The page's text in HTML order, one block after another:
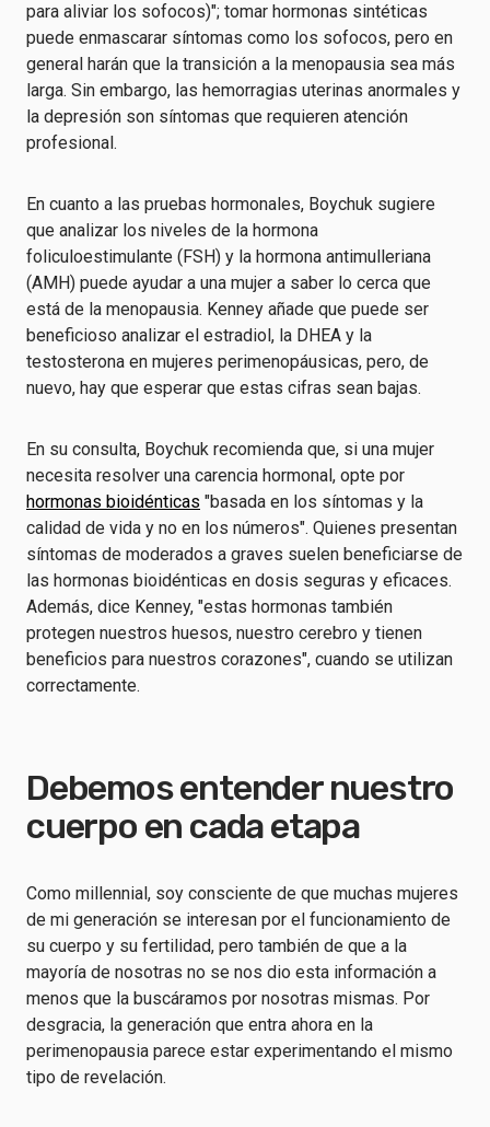
para aliviar los sofocos)"; tomar hormonas sintéticas
puede enmascarar síntomas como los sofocos, pero en
general harán que la transición a la menopausia sea más
larga. Sin embargo, las hemorragias uterinas anormales y
la depresión son síntomas que requieren atención
profesional.
En cuanto a las pruebas hormonales, Boychuk sugiere
que analizar los niveles de la hormona
foliculoestimulante (FSH) y la hormona antimulleriana
(AMH) puede ayudar a una mujer a saber lo cerca que
está de la menopausia. Kenney añade que puede ser
beneficioso analizar el estradiol, la DHEA y la
testosterona en mujeres perimenopáusicas, pero, de
nuevo, hay que esperar que estas cifras sean bajas.
En su consulta, Boychuk recomienda que, si una mujer
necesita resolver una carencia hormonal, opte por
hormonas bioidénticas "basada en los síntomas y la
calidad de vida y no en los números". Quienes presentan
síntomas de moderados a graves suelen beneficiarse de
las hormonas bioidénticas en dosis seguras y eficaces.
Además, dice Kenney, "estas hormonas también
protegen nuestros huesos, nuestro cerebro y tienen
beneficios para nuestros corazones", cuando se utilizan
correctamente.
Debemos entender nuestro
cuerpo en cada etapa
Como millennial, soy consciente de que muchas mujeres
de mi generación se interesan por el funcionamiento de
su cuerpo y su fertilidad, pero también de que a la
mayoría de nosotras no se nos dio esta información a
menos que la buscáramos por nosotras mismas. Por
desgracia, la generación que entra ahora en la
perimenopausia parece estar experimentando el mismo
tipo de revelación.